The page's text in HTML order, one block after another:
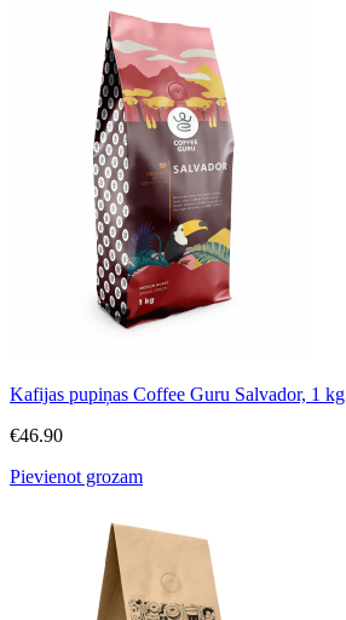
Kafijas pupiņas Coffee Guru Salvador, 1 kg
€46.90
Pievienot grozam